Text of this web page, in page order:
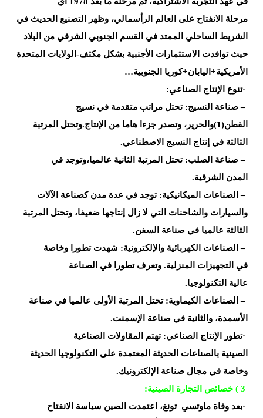
مرحلة
الانفتاح على العالم الرأسمالي، وظهر التصنيع الحديث في
الشريط الساحلي الممتد في
القسم الجنوبي الشرقي من البلاد
حيث توافدت الاستثمارات الأجنبية بشكل مكثف-الولايات المتحدة
الأمريكية+اليابان+كوريا
الجنوبية…
·تنوع الإنتاج الصناعي:
–صناعة النسيج: تحتل مراتب متقدمة في نسيج
القطن(1)والحرير، وتصدر جزءا هاما من الإنتاج.وتحتل المرتبة
الثالثة في إنتاج النسيج الاصطناعي.
–صناعة
الصلب: تحتل المرتبة الثانية عالميا،وتوجد في
المدن
الشرقية.
–الصناعات
الميكانيكية: توجد في عدة مدن كصناعة الآلات
والسيارات والشاحنات التي لا زال إنتاجها ضعيفا، وتحتل المرتبة
الثالثة عالميا في صناعة السفن.
–الصناعات الكهربائية والإلكترونية: شهدت تطورا وخاصة
في
التجهيزات المنزلية. وتعرف تطورا في الصناعة
عالية
التكنولوجيا.
–الصناعات الكيماوية: تحتل المرتبة الأولى عالميا في صناعة
الأسمدة، والثانية في صناعة
الإسمنت.
·تطور الإنتاج الصناعي: تهتم المقاولات الصناعية
الصينية بالصناعات الحديثة المعتمدة على التكنولوجيا الحديثة
وخاصة في مجال صناعة
الإلكترونيك.
( 3خصائص التجارة الصينية:
·بعد وفاة ماوتسي تونغ،
اعتمدت الصين سياسة الانفتاح